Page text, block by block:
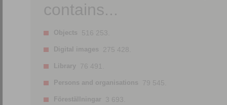
contains...
Objects 516 253.
Digital images 275 428.
Library 76 491.
Persons and organisations 79 545.
Föreställningar 3 693.